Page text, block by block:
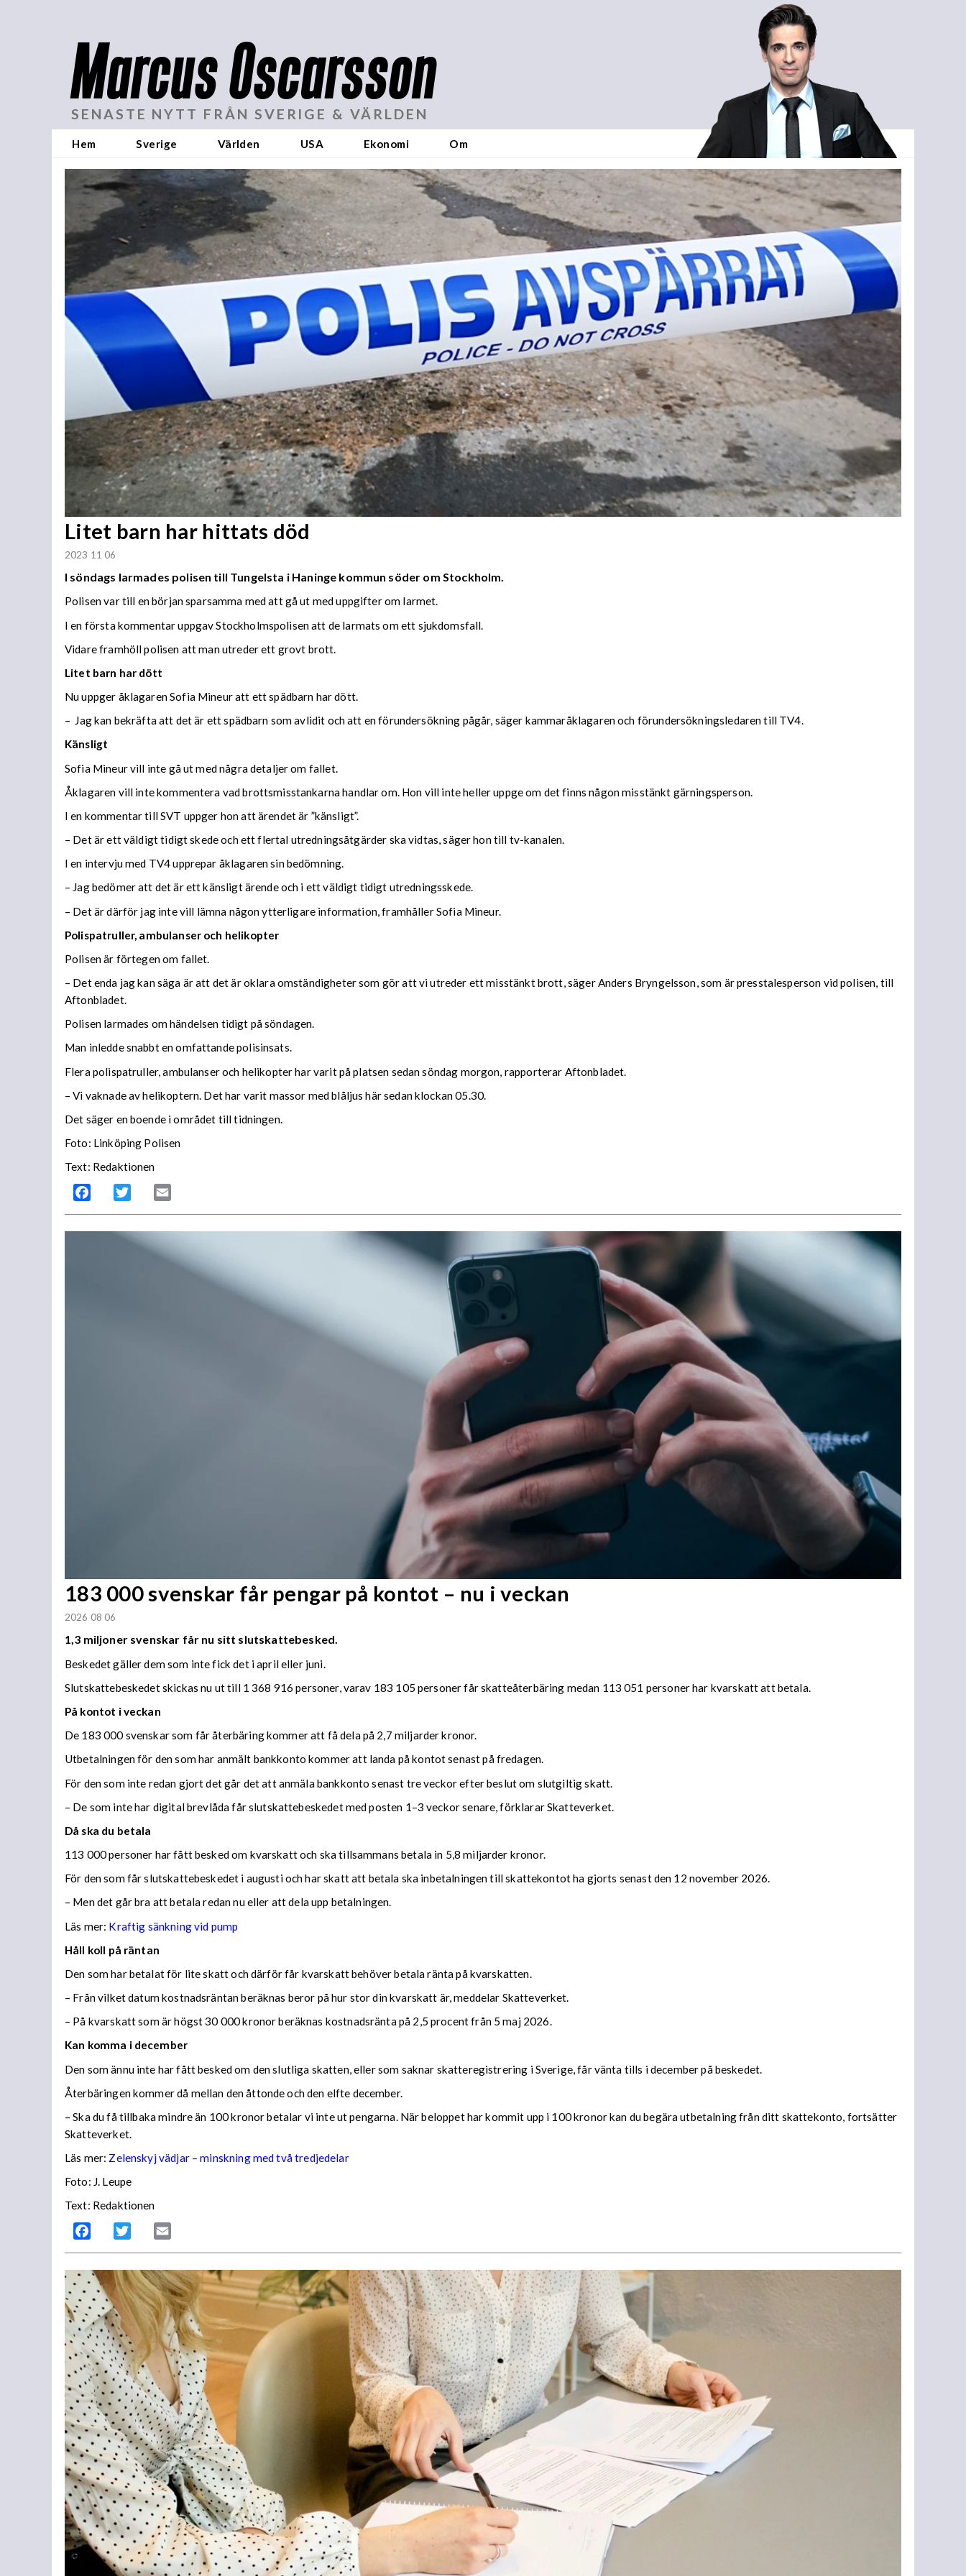
Marcus Oscarsson
SENASTE NYTT FRÅN SVERIGE & VÄRLDEN
Hem Sverige Världen USA Ekonomi Om
Litet barn har hittats död
2023 11 06
I söndags larmades polisen till Tungelsta i Haninge kommun söder om Stockholm.
Polisen var till en början sparsamma med att gå ut med uppgifter om larmet.
I en första kommentar uppgav Stockholmspolisen att de larmats om ett sjukdomsfall.
Vidare framhöll polisen att man utreder ett grovt brott.
Litet barn har dött
Nu uppger åklagaren Sofia Mineur att ett spädbarn har dött.
– Jag kan bekräfta att det är ett spädbarn som avlidit och att en förundersökning pågår, säger kammaråklagaren och förundersökningsledaren till TV4.
Känsligt
Sofia Mineur vill inte gå ut med några detaljer om fallet.
Åklagaren vill inte kommentera vad brottsmisstankarna handlar om. Hon vill inte heller uppge om det finns någon misstänkt gärningsperson.
I en kommentar till SVT uppger hon att ärendet är ”känsligt”.
– Det är ett väldigt tidigt skede och ett flertal utredningsåtgärder ska vidtas, säger hon till tv-kanalen.
I en intervju med TV4 upprepar åklagaren sin bedömning.
– Jag bedömer att det är ett känsligt ärende och i ett väldigt tidigt utredningsskede.
– Det är därför jag inte vill lämna någon ytterligare information, framhåller Sofia Mineur.
Polispatruller, ambulanser och helikopter
Polisen är förtegen om fallet.
– Det enda jag kan säga är att det är oklara omständigheter som gör att vi utreder ett misstänkt brott, säger Anders Bryngelsson, som är presstalesperson vid polisen, till
Aftonbladet.
Polisen larmades om händelsen tidigt på söndagen.
Man inledde snabbt en omfattande polisinsats.
Flera polispatruller, ambulanser och helikopter har varit på platsen sedan söndag morgon, rapporterar Aftonbladet.
– Vi vaknade av helikoptern. Det har varit massor med blåljus här sedan klockan 05.30.
Det säger en boende i området till tidningen.
Foto: Linköping Polisen
Text: Redaktionen
Facebook Twitter
183 000 svenskar får pengar på kontot – nu i veckan
2026 08 06
1,3 miljoner svenskar får nu sitt slutskattebesked.
Beskedet gäller dem som inte fick det i april eller juni.
Slutskattebeskedet skickas nu ut till 1 368 916 personer, varav 183 105 personer får skatteåterbäring medan 113 051 personer har kvarskatt att betala.
På kontot i veckan
De 183 000 svenskar som får återbäring kommer att få dela på 2,7 miljarder kronor.
Utbetalningen för den som har anmält bankkonto kommer att landa på kontot senast på fredagen.
För den som inte redan gjort det går det att anmäla bankkonto senast tre veckor efter beslut om slutgiltig skatt.
– De som inte har digital brevlåda får slutskattebeskedet med posten 1–3 veckor senare, förklarar Skatteverket.
Då ska du betala
113 000 personer har fått besked om kvarskatt och ska tillsammans betala in 5,8 miljarder kronor.
För den som får slutskattebeskedet i augusti och har skatt att betala ska inbetalningen till skattekontot ha gjorts senast den 12 november 2026.
– Men det går bra att betala redan nu eller att dela upp betalningen.
Läs mer: Kraftig sänkning vid pump
Håll koll på räntan
Den som har betalat för lite skatt och därför får kvarskatt behöver betala ränta på kvarskatten.
– Från vilket datum kostnadsräntan beräknas beror på hur stor din kvarskatt är, meddelar Skatteverket.
– På kvarskatt som är högst 30 000 kronor beräknas kostnadsränta på 2,5 procent från 5 maj 2026.
Kan komma i december
Den som ännu inte har fått besked om den slutliga skatten, eller som saknar skatteregistrering i Sverige, får vänta tills i december på beskedet.
Återbäringen kommer då mellan den åttonde och den elfte december.
– Ska du få tillbaka mindre än 100 kronor betalar vi inte ut pengarna. När beloppet har kommit upp i 100 kronor kan du begära utbetalning från ditt skattekonto, fortsätter
Skatteverket.
Läs mer: Zelenskyj vädjar – minskning med två tredjedelar
Foto: J. Leupe
Text: Redaktionen
Facebook Twitter